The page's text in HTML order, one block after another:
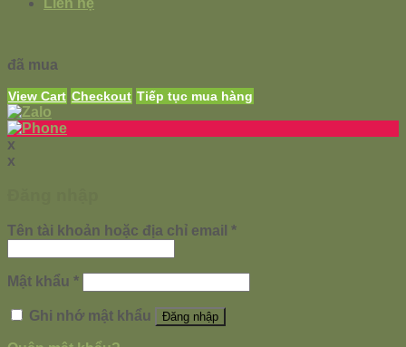
đã mua
View Cart Checkout Tiếp tục mua hàng
x
x
Tên tài khoản hoặc địa chỉ email *
Mật khẩu *
Ghi nhớ mật khẩu Đăng nhập